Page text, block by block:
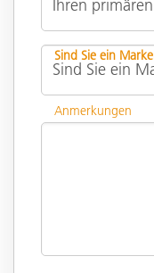
Sind Sie ein
Anmerkungen